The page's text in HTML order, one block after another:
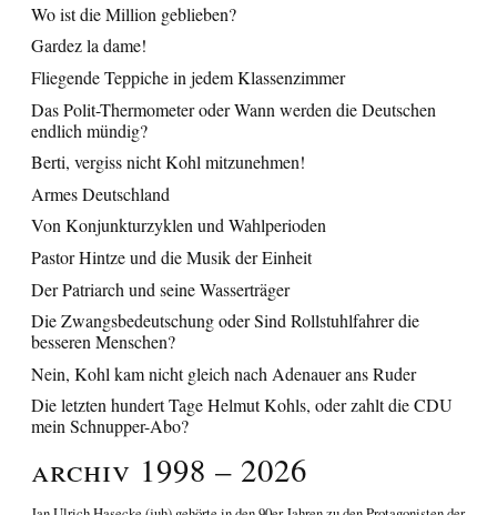
Wo ist die Million geblieben?
Gardez la dame!
Fliegende Teppiche in jedem Klassenzimmer
Das Polit-Thermometer oder Wann werden die Deutschen
endlich mündig?
Berti, vergiss nicht Kohl mitzunehmen!
Armes Deutschland
Von Konjunkturzyklen und Wahlperioden
Pastor Hintze und die Musik der Einheit
Der Patriarch und seine Wasserträger
Die Zwangsbedeutschung oder Sind Rollstuhlfahrer die
besseren Menschen?
Nein, Kohl kam nicht gleich nach Adenauer ans Ruder
Die letzten hundert Tage Helmut Kohls, oder zahlt die CDU
mein Schnupper-Abo?
Archiv 1998 – 2026